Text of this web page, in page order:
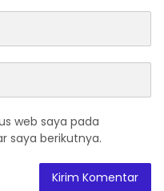
web saya pada
saya berikutnya.